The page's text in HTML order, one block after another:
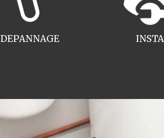
DEPANNAGE